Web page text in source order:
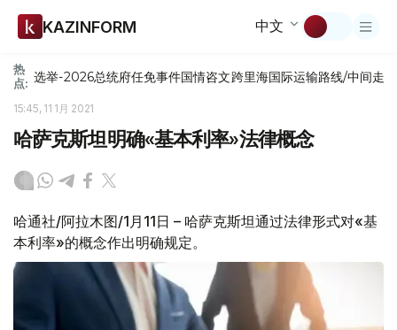
KAZINFORM 中文
热
点: 选举-2026总统府任免事件国情咨文跨里海国际运输路线/中间走廊
15:45, 11 1月 2021
哈萨克斯坦明确«基本利率»法律概念
哈通社/阿拉木图/1月11日 – 哈萨克斯坦通过法律形式对«基
本利率»的概念作出明确规定。